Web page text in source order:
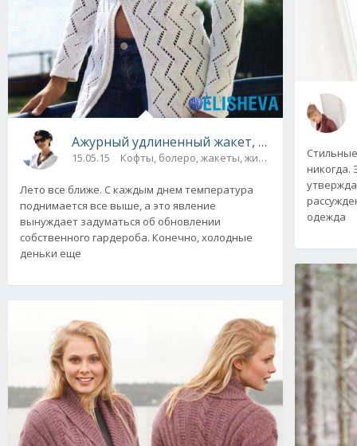
Ажурный удлиненный жакет, вязаный
15.05.15 Кофты, болеро, жакеты, жилеты, пуловеры и
Лето все ближе. С каждым днем температура
поднимается все выше, а это явление
вынуждает задуматься об обновлении
собственного гардероба. Конечно, холодные
деньки еще
никогда.
одежда